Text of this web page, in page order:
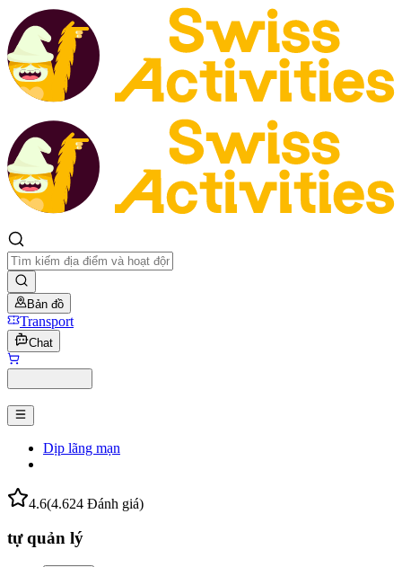
Bản đồ
Transport
Chat
Dịp lãng mạn
4.6(4.624 Đánh giá)
tự quản lý